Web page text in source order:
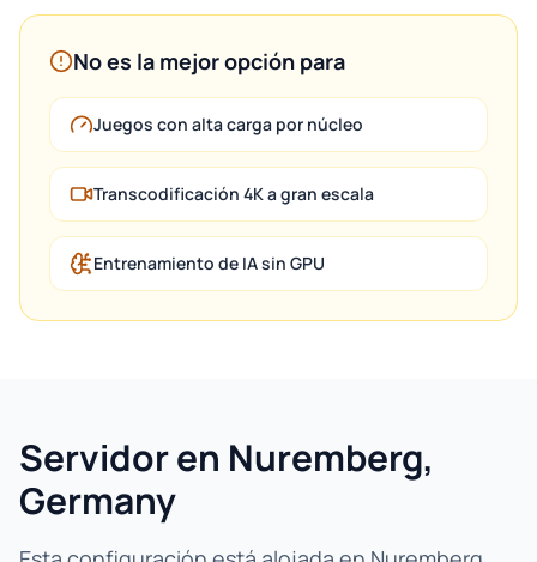
No es la mejor opción para
Juegos con alta carga por núcleo
Transcodificación 4K a gran escala
Entrenamiento de IA sin GPU
Servidor en Nuremberg,
Germany